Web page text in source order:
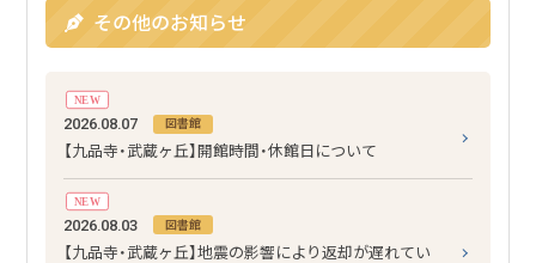
その他のお知らせ
NEW
2026.08.07 図書館
【九品寺・武蔵ヶ丘】開館時間・休館日について
NEW
2026.08.03 図書館
【九品寺・武蔵ヶ丘】地震の影響により返却が遅れてい